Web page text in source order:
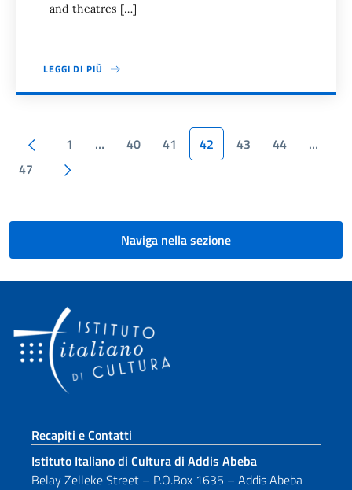
and theatres […]
LEGGI DI PIÙ
Paginazione
Pagina precedente
1 … 40 41 42 43 44
…
47
Naviga nella sezione
Sezione footer
Recapiti e Contatti
Istituto Italiano di Cultura di Addis Abeba
Belay Zelleke Street – P.O.Box 1635 – Addis Abeba